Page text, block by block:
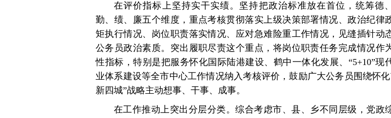
在评价指标上坚持实干实绩。坚持把政治标准放在首位，统筹德、
勤、绩、廉五个维度，重点考核贯彻落实上级决策部署情况、政治纪律
矩执行情况、岗位职责落实情况、应对急难险重工作情况，见缝插针动
公务员政治素质。突出履职尽责这个重点，将岗位职责任务完成情况作
性指标，特别是把服务怀化国际陆港建设、鹤中一体化发展、“5+10”现
业体系建设等全市中心工作情况纳入考核评价，鼓励广大公务员围绕怀化
新四城”战略主动想事、干事、成事。
在工作推动上突出分层分类。综合考虑市、县、乡不同层级，党政